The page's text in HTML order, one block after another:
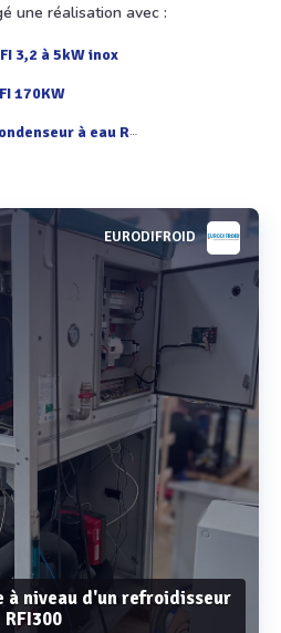
une réalisation avec :
3,2 à 5kW inox
170KW
à eau RFI 3,2 à 9 kW
EURODIFROID
à niveau d'un refroidisseur
RFI300